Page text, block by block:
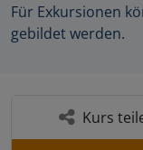
Für Exkursionen
gebildet werden.
Kurs